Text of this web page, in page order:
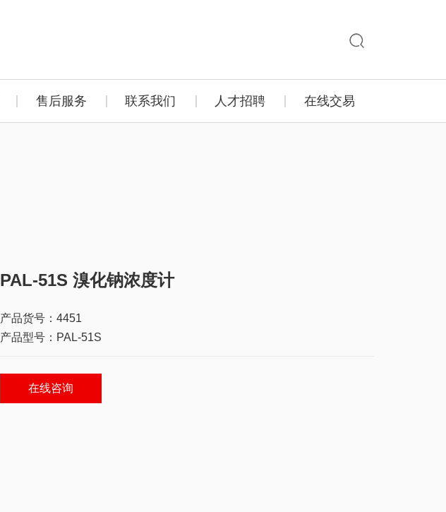
售后服务 联系我们 人才招聘 在线交易
PAL-51S 溴化钠浓度计
产品货号：4451
产品型号：PAL-51S
在线咨询